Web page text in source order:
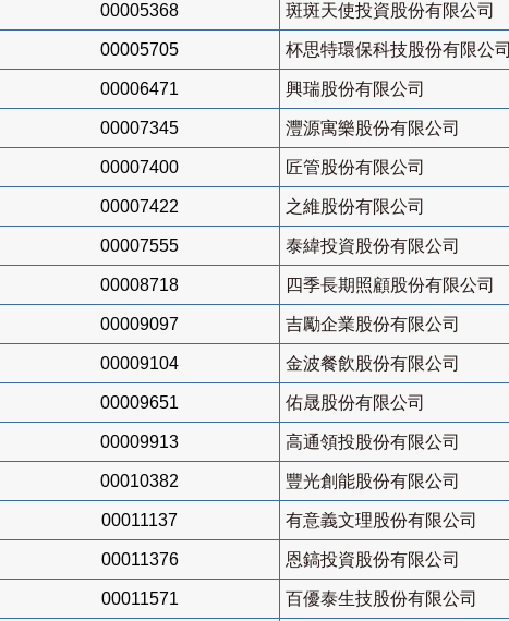
00005368 斑斑天使投資股份有限公司
00005705 杯思特環保科技股份有限公司
00006471 興瑞股份有限公司
00007345 灃源寓樂股份有限公司
00007400 匠管股份有限公司
00007422 之維股份有限公司
00007555 泰緯投資股份有限公司
00008718 四季長期照顧股份有限公司
00009097 吉勵企業股份有限公司
00009104 金波餐飲股份有限公司
00009651 佑晟股份有限公司
00009913 高通領投股份有限公司
00010382 豐光創能股份有限公司
00011137 有意義文理股份有限公司
00011376 恩鎬投資股份有限公司
00011571 百優泰生技股份有限公司